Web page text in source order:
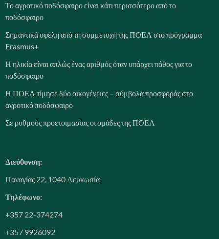
Το αγροτικό ποδόσφαιρο είναι κάτι περισσότερο από το
ποδόσφαιρο
Σημαντικά οφέλη από τη συμμετοχή της ΠΟΕΛ στο πρόγραμμα
Erasmus+
Η ηλικία είναι απλώς ένας αριθμός όταν υπάρχει πάθος για το
ποδόσφαιρο
Η ΠΟΕΛ τίμησε δύο οικογένειες – σύμβολα προσφοράς στο
αγροτικό ποδόσφαιρο
Σε ρυθμούς προετοιμασίας οι ομάδες της ΠΟΕΛ
Διεύθυνση:
Παναγίας 22, 1040 Λευκωσία
Τηλέφωνο:
+357 22-374274
+357 9926092